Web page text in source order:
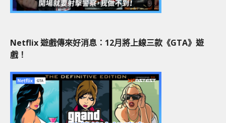
Netflix 遊戲傳來好消息：12月將上線三款《GTA》遊
戲！